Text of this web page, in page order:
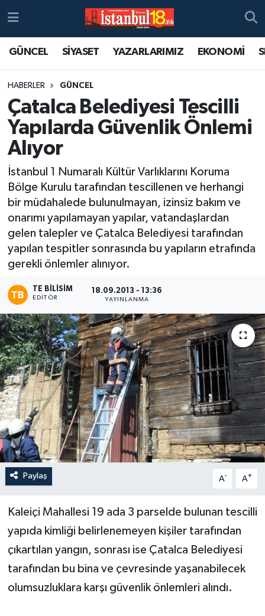
GÜNCEL SİYASET YAZARLARIMIZ EKONOMİ
HABERLER GÜNCEL
Çatalca Belediyesi Tescilli
Yapılarda Güvenlik Önlemi
Alıyor
İstanbul 1 Numaralı Kültür Varlıklarını Koruma
Bölge Kurulu tarafından tescillenen ve herhangi
bir müdahalede bulunulmayan, izinsiz bakım ve
onarımı yapılamayan yapılar, vatandaşlardan
gelen talepler ve Çatalca Belediyesi tarafından
yapılan tespitler sonrasında bu yapıların etrafında
gerekli önlemler alınıyor.
TE BILISIM
EDITÖR
18.09.2013 - 13:36
YAYINLANMA
Paylaş A- A+
Kaleiçi Mahallesi 19 ada 3 parselde bulunan tescilli
yapıda kimliği belirlenemeyen kişiler tarafından
çıkartılan yangın, sonrası ise Çatalca Belediyesi
tarafından bu bina ve çevresinde yaşanabilecek
olumsuzluklara karşı güvenlik önlemleri alındı.